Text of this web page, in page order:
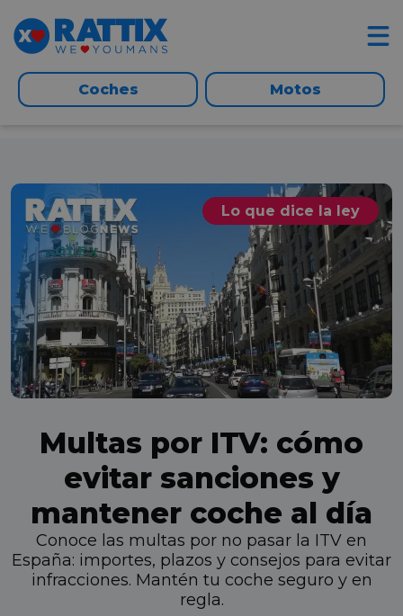
Coches Motos
Lo que dice la ley
Multas por ITV: cómo
evitar sanciones y
mantener coche al día
Conoce las multas por no pasar la ITV en
España: importes, plazos y consejos para evitar
infracciones. Mantén tu coche seguro y en
regla.